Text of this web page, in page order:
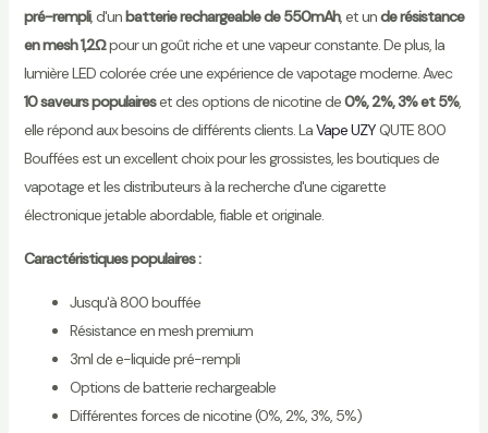
pré-rempli, d'unbatterie rechargeable de 550mAh, et unde résistance
en mesh 1,2Ωpour un goût riche et une vapeur constante. De plus, la
lumière LED colorée crée une expérience de vapotage moderne. Avec
10 saveurs populaireset des options de nicotine de0%, 2%, 3% et 5%,
elle répond aux besoins de différents clients. LaVape UZYQUTE 800
Bouffées est un excellent choix pour les grossistes, les boutiques de
vapotage et les distributeurs à la recherche d'une cigarette
électronique jetable abordable, fiable et originale.
Caractéristiques populaires :
Jusqu'à 800 bouffée
Résistance en mesh premium
3ml de e-liquide pré-rempli
Options de batterie rechargeable
Différentes forces de nicotine (0%, 2%, 3%, 5%)